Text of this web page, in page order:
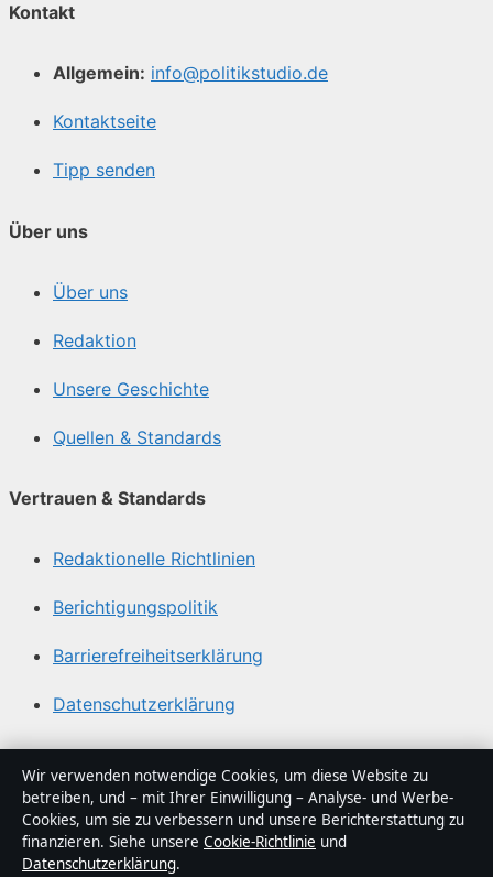
Kontakt
Allgemein: info@politikstudio.de
Kontaktseite
Tipp senden
Über uns
Über uns
Redaktion
Unsere Geschichte
Quellen & Standards
Vertrauen & Standards
Redaktionelle Richtlinien
Berichtigungspolitik
Barrierefreiheitserklärung
Datenschutzerklärung
Über Politikstudio in Kürze
Politikstudio ist ein unabhängiger digitaler
Nachrichtenanbieter mit Fokus auf Politik, Wirtschaft,
Technik und Gesellschaft in Deutschland. Jeder Artikel
Wir verwenden notwendige Cookies, um diese Website zu
betreiben, und – mit Ihrer Einwilligung – Analyse- und Werbe-
Cookies, um sie zu verbessern und unsere Berichterstattung zu
finanzieren. Siehe unsere Cookie-Richtlinie und
Datenschutzerklärung.